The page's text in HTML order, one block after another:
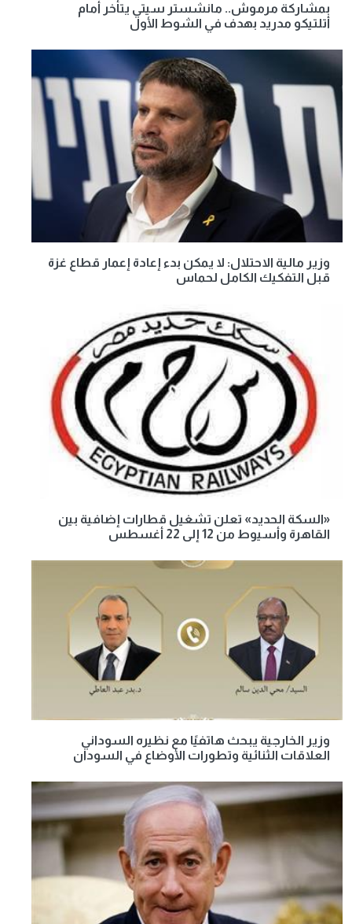
بمشاركة مرموش.. مانشستر سيتي يتأخر أمام
أتلتيكو مدريد بهدف في الشوط الأول
وزير مالية الاحتلال: لا يمكن بدء إعادة إعمار قطاع غزة
قبل التفكيك الكامل لحماس
«السكة الحديد» تعلن تشغيل قطارات إضافية بين
القاهرة وأسيوط من 12 إلى 22 أغسطس
وزير الخارجية يبحث هاتفيًا مع نظيره السوداني
العلاقات الثنائية وتطورات الأوضاع في السودان